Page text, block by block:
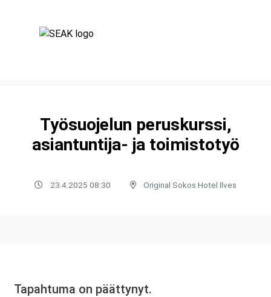
Työsuojelun peruskurssi,
asiantuntija- ja toimistotyö
23.4.2025 08:30 Original Sokos Hotel Ilves
Tapahtuma on päättynyt.